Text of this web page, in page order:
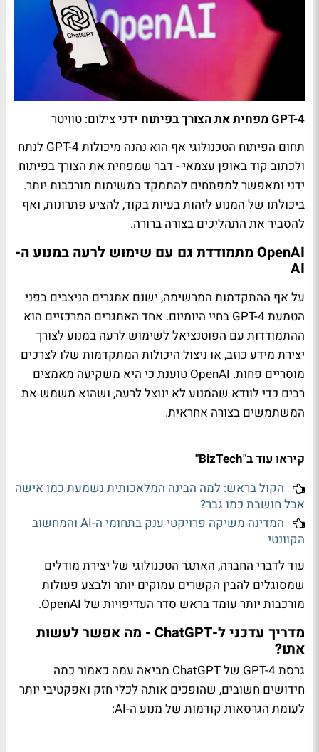
GPT-4 מפחית את הצורך בפיתוח ידני
צילום: טוויטר
תחום הפיתוח הטכנולוגי אף הוא נהנה מיכולות GPT-4 לנתח
ולכתוב קוד באופן עצמאי - דבר שמפחית את הצורך בפיתוח
ידני ומאפשר למפתחים להתמקד במשימות מורכבות יותר.
ביכולתו של המנוע לזהות בעיות בקוד, להציע פתרונות, ואף
להסביר את התהליכים בצורה ברורה.
OpenAI מתמודדת גם עם שימוש לרעה במנוע ה-
AI
על אף ההתקדמות המרשימה, ישנם אתגרים הניצבים בפני
הטמעת GPT-4 בחיי היומיום. אחד האתגרים המרכזיים הוא
ההתמודדות עם הפוטנציאל לשימוש לרעה במנוע לצורך
יצירת מידע כוזב, או ניצול היכולות המתקדמות שלו לצרכים
מוסריים פחות. OpenAI טוענת כי היא משקיעה מאמצים
רבים כדי לוודא שהמנוע לא ינוצל לרעה, ושהוא משמש את
המשתמשים בצורה אחראית.
קיראו עוד ב"BizTech"
הקול בראש: למה הבינה המלאכותית נשמעת כמו אישה
אבל חושבת כמו גבר?
המדינה משיקה פרויקטי ענק בתחומי ה-AI והמחשוב
הקוונטי
עוד לדברי החברה, האתגר הטכנולוגי של יצירת מודלים
שמסוגלים להבין הקשרים עמוקים יותר ולבצע פעולות
מורכבות יותר עומד בראש סדר העדיפויות של OpenAI.
מדריך עדכני ל-ChatGPT - מה אפשר לעשות
אתו?
גרסת GPT-4 של ChatGPT מביאה עמה כאמור כמה
חידושים חשובים, שהופכים אותה לכלי חזק ואפקטיבי יותר
לעומת הגרסאות קודמות של מנוע ה-AI: